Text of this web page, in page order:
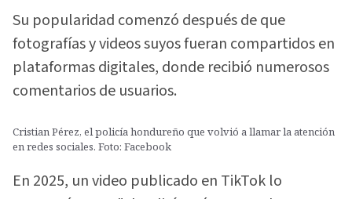
Su popularidad comenzó después de que
fotografías y videos suyos fueran compartidos en
plataformas digitales, donde recibió numerosos
comentarios de usuarios.
Cristian Pérez, el policía hondureño que volvió a llamar la atención
en redes sociales. Foto: Facebook
En 2025, un video publicado en TikTok lo